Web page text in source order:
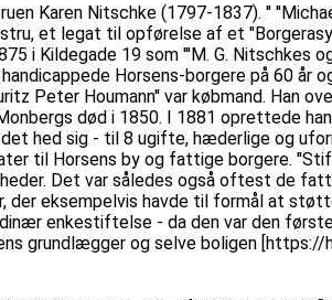
Karen Nitschke (1797-1837). ''
et legat til opførelse af et
i Kildegade 19 som '''M. G.
Horsens-borgere på 60 år
Peter Houmann'' var købmand. Han
død i 1850. I 1881 oprettede
det hed sig - til 8 ugifte, hæderlige og
til Horsens by og fattige borgere.
Det var således også oftest de
eksempelvis havde til formål at
enkestiftelse - da den var den
grundlægger og selve boligen